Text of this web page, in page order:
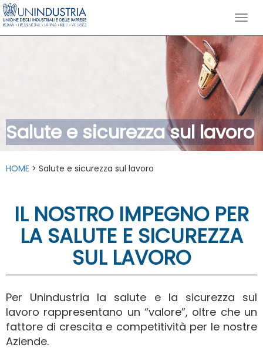
Salute e sicurezza sul lavoro
HOME > Salute e sicurezza sul lavoro
IL NOSTRO IMPEGNO PER
LA SALUTE E SICUREZZA
SUL LAVORO
Per Unindustria la salute e la sicurezza sul
lavoro rappresentano un “valore”, oltre che un
fattore di crescita e competitività per le nostre
Aziende.